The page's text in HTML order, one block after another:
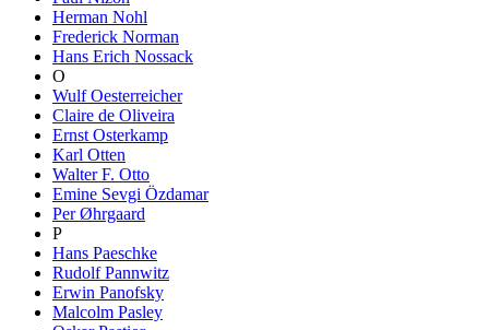
Herman Nohl
Frederick Norman
Hans Erich Nossack
O
Wulf Oesterreicher
Claire de Oliveira
Ernst Osterkamp
Karl Otten
Walter F. Otto
Emine Sevgi Özdamar
Per Øhrgaard
P
Hans Paeschke
Rudolf Pannwitz
Erwin Panofsky
Malcolm Pasley